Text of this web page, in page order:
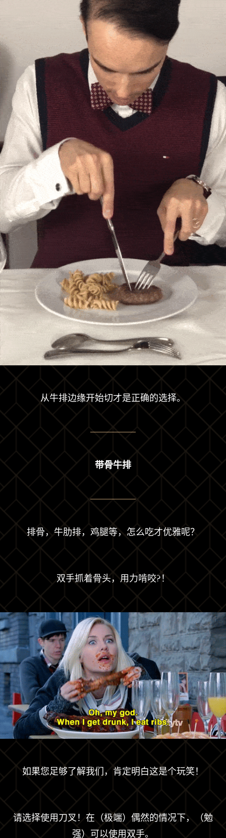
从牛排边缘开始切才是正确的选择。
带骨牛排
排骨，牛肋排，鸡腿等，怎么吃才优雅呢？
双手抓着骨头，用力啃咬?！
如果您足够了解我们，肯定明白这是个玩笑！
请选择使用刀叉！在（极端）偶然的情况下，（勉
强）可以使用双手。